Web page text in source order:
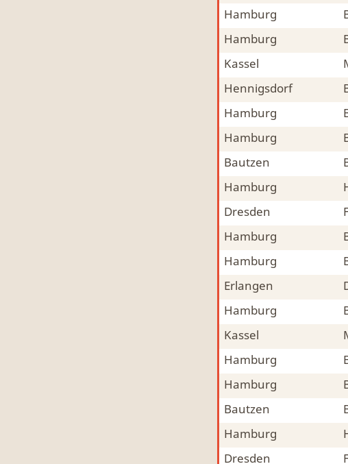
Hamburg
Mitfahrgelegenheit & Fahrgemeinschaft
Hamburg
Mitfahrgelegenheit & Fahrgemeinschaft
Kassel
Mitfahrgelegenheit & Fahrgemeinschaft
Hennigsdorf
Mitfahrgelegenheit & Fahrgemeinschaft
Hamburg
Mitfahrgelegenheit & Fahrgemeinschaft
Hamburg
Mitfahrgelegenheit & Fahrgemeinschaft
Bautzen
Mitfahrgelegenheit & Fahrgemeinschaft
Hamburg
Mitfahrgelegenheit & Fahrgemeinschaft
Dresden
Mitfahrgelegenheit & Fahrgemeinschaft
Hamburg
Mitfahrgelegenheit & Fahrgemeinschaft
Hamburg
Mitfahrgelegenheit & Fahrgemeinschaft
Erlangen
Mitfahrgelegenheit & Fahrgemeinschaft
Hamburg
Mitfahrgelegenheit & Fahrgemeinschaft
Kassel
Mitfahrgelegenheit & Fahrgemeinschaft
Hamburg
Mitfahrgelegenheit & Fahrgemeinschaft
Hamburg
Mitfahrgelegenheit & Fahrgemeinschaft
Bautzen
Mitfahrgelegenheit & Fahrgemeinschaft
Hamburg
Mitfahrgelegenheit & Fahrgemeinschaft
Dresden